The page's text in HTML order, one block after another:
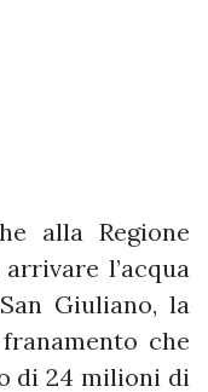
alla Regione
l’acqua
Giuliano, la
che
di 24 milioni di